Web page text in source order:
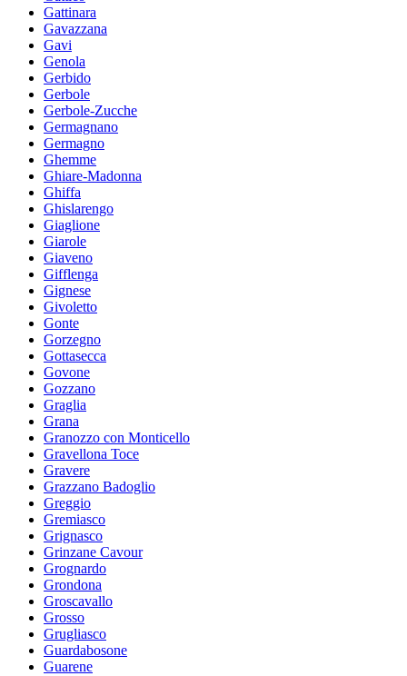
Gattinara
Gavazzana
Gavi
Genola
Gerbido
Gerbole
Gerbole-Zucche
Germagnano
Germagno
Ghemme
Ghiare-Madonna
Ghiffa
Ghislarengo
Giaglione
Giarole
Giaveno
Gifflenga
Gignese
Givoletto
Gonte
Gorzegno
Gottasecca
Govone
Gozzano
Graglia
Grana
Granozzo con Monticello
Gravellona Toce
Gravere
Grazzano Badoglio
Greggio
Gremiasco
Grignasco
Grinzane Cavour
Grognardo
Grondona
Groscavallo
Grosso
Grugliasco
Guardabosone
Guarene